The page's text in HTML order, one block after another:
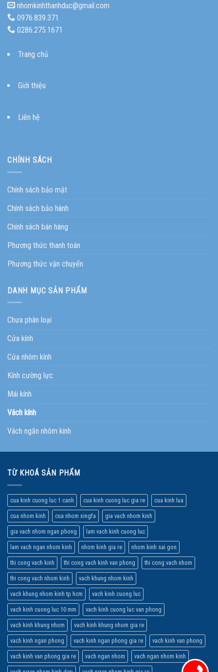
nhomkinhthanhduc@gmail.com
0976.839.371
0286.275.1671
Trang chủ
Giới thiệu
Liên hệ
CHÍNH SÁCH
Chính sách bảo mật
Chính sách bảo hành
Chính sách bán hàng
Phương thức thanh toán
Phương thức vận chuyển
DANH MỤC SẢN PHẨM
Chưa phân loại
Cửa kính
Cửa nhôm kính
Kính cường lực
Mái kính
Vách kính
Vách ngăn nhôm kính
TỪ KHOÁ SẢN PHẨM
cua kinh cuong luc 1 canh cua kinh cuong luc gia re cua kinh lua
cua nhom kinh cua nhom xingfa gia vach nhom kinh
gia vach nhom ngan phong lam vach kinh cuong luc
lam vach ngan nhom kinh nhom kinh gia re nhom kinh sai gon
thi cong vach kinh thi cong vach kinh van phong thi cong vach nhom
thi cong vach nhom kinh vach khung nhom kinh
vach khung nhom kinh tp hcm vach kinh cuong luc
vach kinh cuong luc 10 mm vach kinh cuong luc van phong
vach kinh khung nhom vach kinh khung nhom gia re
vach kinh ngan phong vach kinh ngan phong gia re vach kinh van phong
vach kinh van phong gia re vach ngan nhom vach ngan nhom kinh